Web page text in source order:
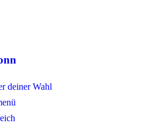
deiner Wahl